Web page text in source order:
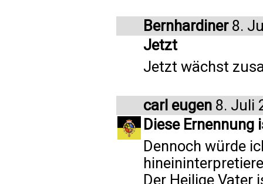
Bernhardiner8.
Jetzt
Jetzt wächst
carl eugen 8. Juli
Diese
Dennoch würde
Der Heilige Vater